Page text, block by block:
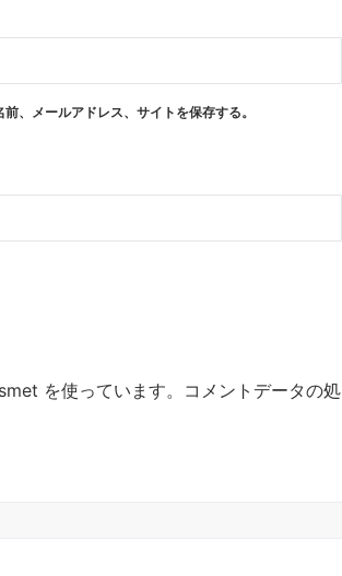
、メールアドレス、サイトを保存する。
を使っています。
コメントデータの処